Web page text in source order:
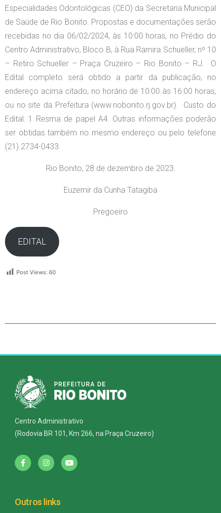
Especialidades Odontológicas (CEO) da Secretaria Municipal
de Saúde de Rio Bonito. Propostas e documentações serão
recebidas no dia 06/02/2024, às 10:00 horas, no Prédio do
Centro Administrativo, Bloco B, à Rua Ramira Schueller, nº 10
– Retiro Schueller – Praça Cruzeiro – Rio Bonito – RJ. O
Edital completo será obtido a partir da publicação, no
endereço acima citado, no horário de 10:00 às 16:00 horas,
ou no site da Prefeitura (www.riobonito.rj.gov.br). Custo do
Edital: 1 Resma de papel A4. Outras informações poderão
ser obtidas também no mesmo endereço ou pelo telefone
(21) 2734-0433.
Rio Bonito, 28 de dezembro de 2023.
Euzemir da Cunha Tatagiba
Pregoeiro
EDITAL
Post Views: 60
Centro Administrativo
(Rodovia BR 101, Km 266, na Praça Cruzeiro)
Outros links